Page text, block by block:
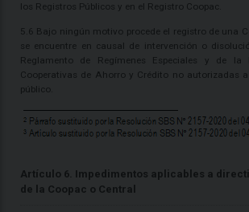
los Registros Públicos y en el Registro Coopac.
5.6 Bajo ningún motivo procede el registro de una
se encuentre en causal de intervención o
Reglamento de Regímenes Especiales y de la
Cooperativas de Ahorro y Crédito no autorizadas
público.
Artículo 6. Impedimentos aplicables a
de la Coopac o Central